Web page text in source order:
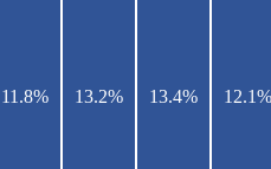
11.8% 13.2% 13.4% 12.1%